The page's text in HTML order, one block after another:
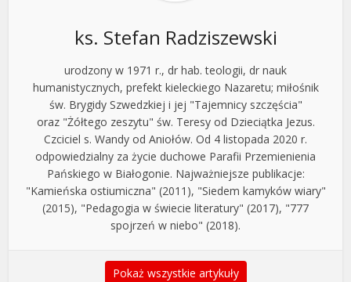
ks. Stefan Radziszewski
urodzony w 1971 r., dr hab. teologii, dr nauk
humanistycznych, prefekt kieleckiego Nazaretu; miłośnik
św. Brygidy Szwedzkiej i jej "Tajemnicy szczęścia"
oraz "Żółtego zeszytu" św. Teresy od Dzieciątka Jezus.
Czciciel s. Wandy od Aniołów. Od 4 listopada 2020 r.
odpowiedzialny za życie duchowe Parafii Przemienienia
Pańskiego w Białogonie. Najważniejsze publikacje:
"Kamieńska ostiumiczna" (2011), "Siedem kamyków wiary"
(2015), "Pedagogia w świecie literatury" (2017), "777
spojrzeń w niebo" (2018).
Pokaż wszystkie artykuły